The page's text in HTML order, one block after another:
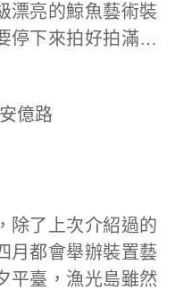
漂亮的鯨魚藝術裝
停下來拍好拍滿…
億路
除了上次介紹過的
月都會舉辦裝置藝
平臺，漁光島雖然